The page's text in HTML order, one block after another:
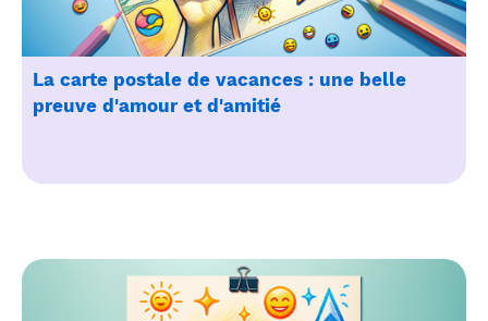
La carte postale de vacances : une belle
preuve d'amour et d'amitié